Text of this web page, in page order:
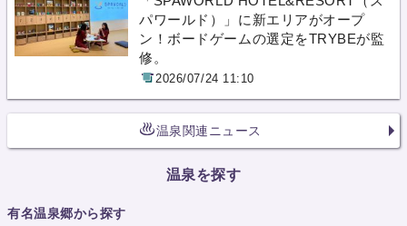
パワールド）」に新エリアがオープ
ン！ボードゲームの選定をTRYBEが監
修。
2026/07/24 11:10
温泉関連ニュース
温泉を探す
有名温泉郷から探す